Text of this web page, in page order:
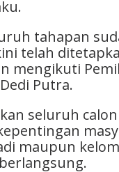
tahapan
telah
mengikuti
Putra.
seluruh calon
maupun